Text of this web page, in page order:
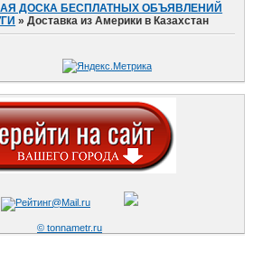
ДОСКА БЕСПЛАТНЫХ ОБЪЯВЛЕНИЙ
»Доставка из Америки в Казахстан
© tonnametr.ru